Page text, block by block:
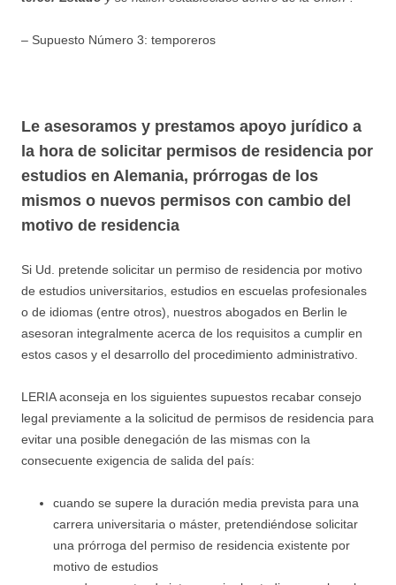
– Supuesto Número 3: temporeros
Le asesoramos y prestamos apoyo jurídico a
la hora de solicitar permisos de residencia por
estudios en Alemania, prórrogas de los
mismos o nuevos permisos con cambio del
motivo de residencia
Si Ud. pretende solicitar un permiso de residencia por motivo
de estudios universitarios, estudios en escuelas profesionales
o de idiomas (entre otros), nuestros abogados en Berlin le
asesoran integralmente acerca de los requisitos a cumplir en
estos casos y el desarrollo del procedimiento administrativo.
LERIA aconseja en los siguientes supuestos recabar consejo
legal previamente a la solicitud de permisos de residencia para
evitar una posible denegación de las mismas con la
consecuente exigencia de salida del país:
cuando se supere la duración media prevista para una
carrera universitaria o máster, pretendiéndose solicitar
una prórroga del permiso de residencia existente por
motivo de estudios